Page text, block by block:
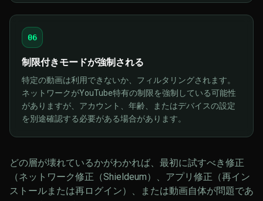
06
制限付きモードが強制される
特定の動画は利用できないか、フィルタリングされます。
ネットワークがYouTube特有の制限を強制している可能性
がありますが、アカウント、年齢、またはデバイスの設定
を別途確認する必要がある場合があります。
どの層が壊れているかがわかれば、最初に試すべき修正
（ネットワーク修正（Shieldeum）、アプリ修正（再イン
ストールまたは再ログイン）、または動画自体が問題であ